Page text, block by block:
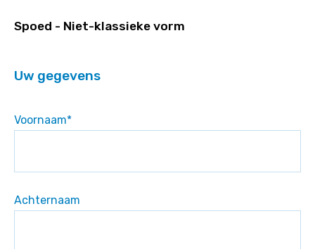
Spoed - Niet-klassieke vorm
Uw gegevens
Voornaam*
Achternaam